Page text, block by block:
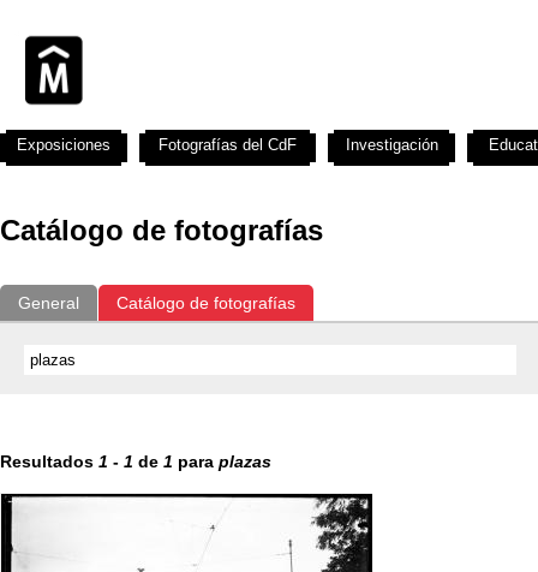
Catálogo de fotografías
General Catálogo de fotografías
Resultados 1 - 1 de 1 para plazas
Exposiciones Fotografías del CdF Investigación